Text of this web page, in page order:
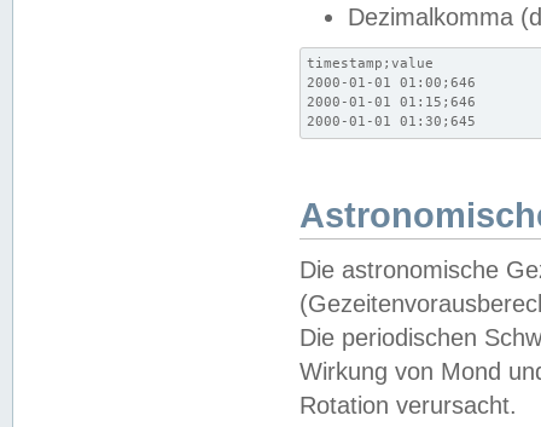
Dezimalkomma
timestamp;value
2000-01-01 01:00;646
2000-01-01 01:15;646
2000-01-01 01:30;645
Die astronomische
Die periodischen
Wirkung von Mond
Rotation verursacht.